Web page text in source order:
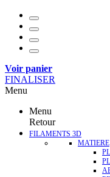
Voir panier
FINALISER
Menu
Menu
Retour
FILAMENTS 3D
MATIERE